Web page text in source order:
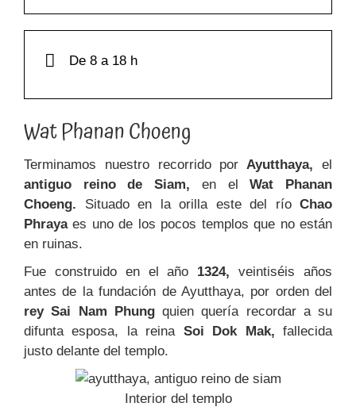
De 8 a 18 h
Wat Phanan Choeng
Terminamos nuestro recorrido por Ayutthaya, el
antiguo reino de Siam, en elWat Phanan
Choeng. Situado en la orilla este del río Chao
Phrayaes uno de los pocos templos que no están
en ruinas.
Fue construido en el año 1324, veintiséis años
antes de la fundación de Ayutthaya, por orden del
rey Sai Nam Phungquien quería recordar a su
difunta esposa, la reina Soi Dok Mak, fallecida
justo delante del templo.
Interior del templo